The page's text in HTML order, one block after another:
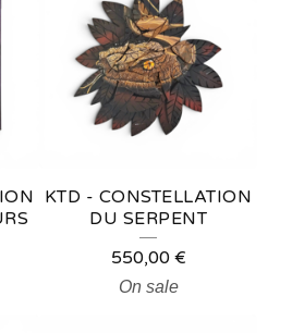
KTD - CONSTELLATION
DU SERPENT
550,00 €
On sale